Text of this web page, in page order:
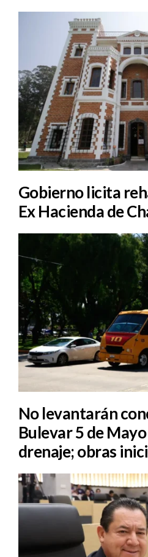
Gobierno licita
Ex Hacienda de
No levantarán
Bulevar 5 de
drenaje; obras